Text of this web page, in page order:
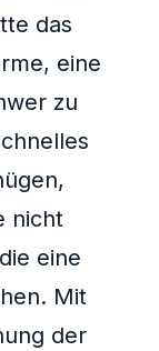
das
eine
zu
nicht
eine
Mit
der